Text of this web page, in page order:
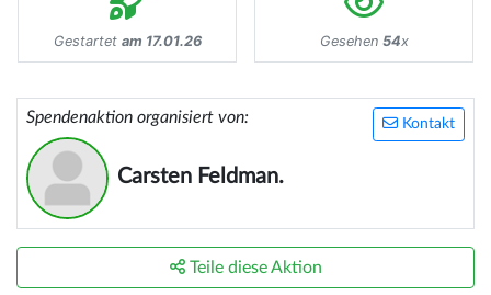
Gestartet am 17.01.26 Gesehen 54x
Kontakt
Spendenaktion organisiert von:
Carsten Feldman.
Teile diese Aktion